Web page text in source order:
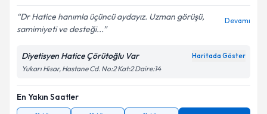
Dr Hatice hanımla üçüncü aydayız. Uzman görüşü,
samimiyeti ve desteği...
Devamı
Diyetisyen Hatice Çörütoğlu Var Haritada Göster
Yukarı Hisar, Hastane Cd. No:2 Kat:2 Daire:14
En Yakın Saatler